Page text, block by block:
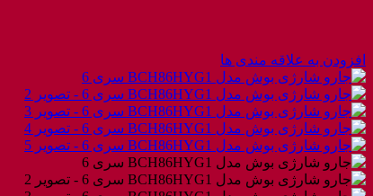
افزودن به علاقه مندی ها